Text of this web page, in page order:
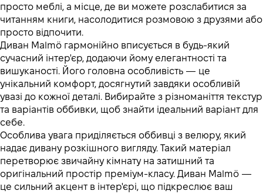
просто меблі, а місце, де ви можете розслабитися за
читанням книги, насолодитися розмовою з друзями або
просто відпочити.
Диван Malmö гармонійно вписується в будь-який
сучасний інтер'єр, додаючи йому елегантності та
вишуканості. Його головна особливість — це
унікальний комфорт, досягнутий завдяки особливій
увазі до кожної деталі. Вибирайте з різноманіття текстур
та варіантів оббивки, щоб знайти ідеальний варіант для
себе.
Особлива увага приділяється оббивці з велюру, який
надає дивану розкішного вигляду. Такий матеріал
перетворює звичайну кімнату на затишний та
оригінальний простір преміум-класу. Диван Malmö —
це сильний акцент в інтер'єрі, що підкреслює ваш